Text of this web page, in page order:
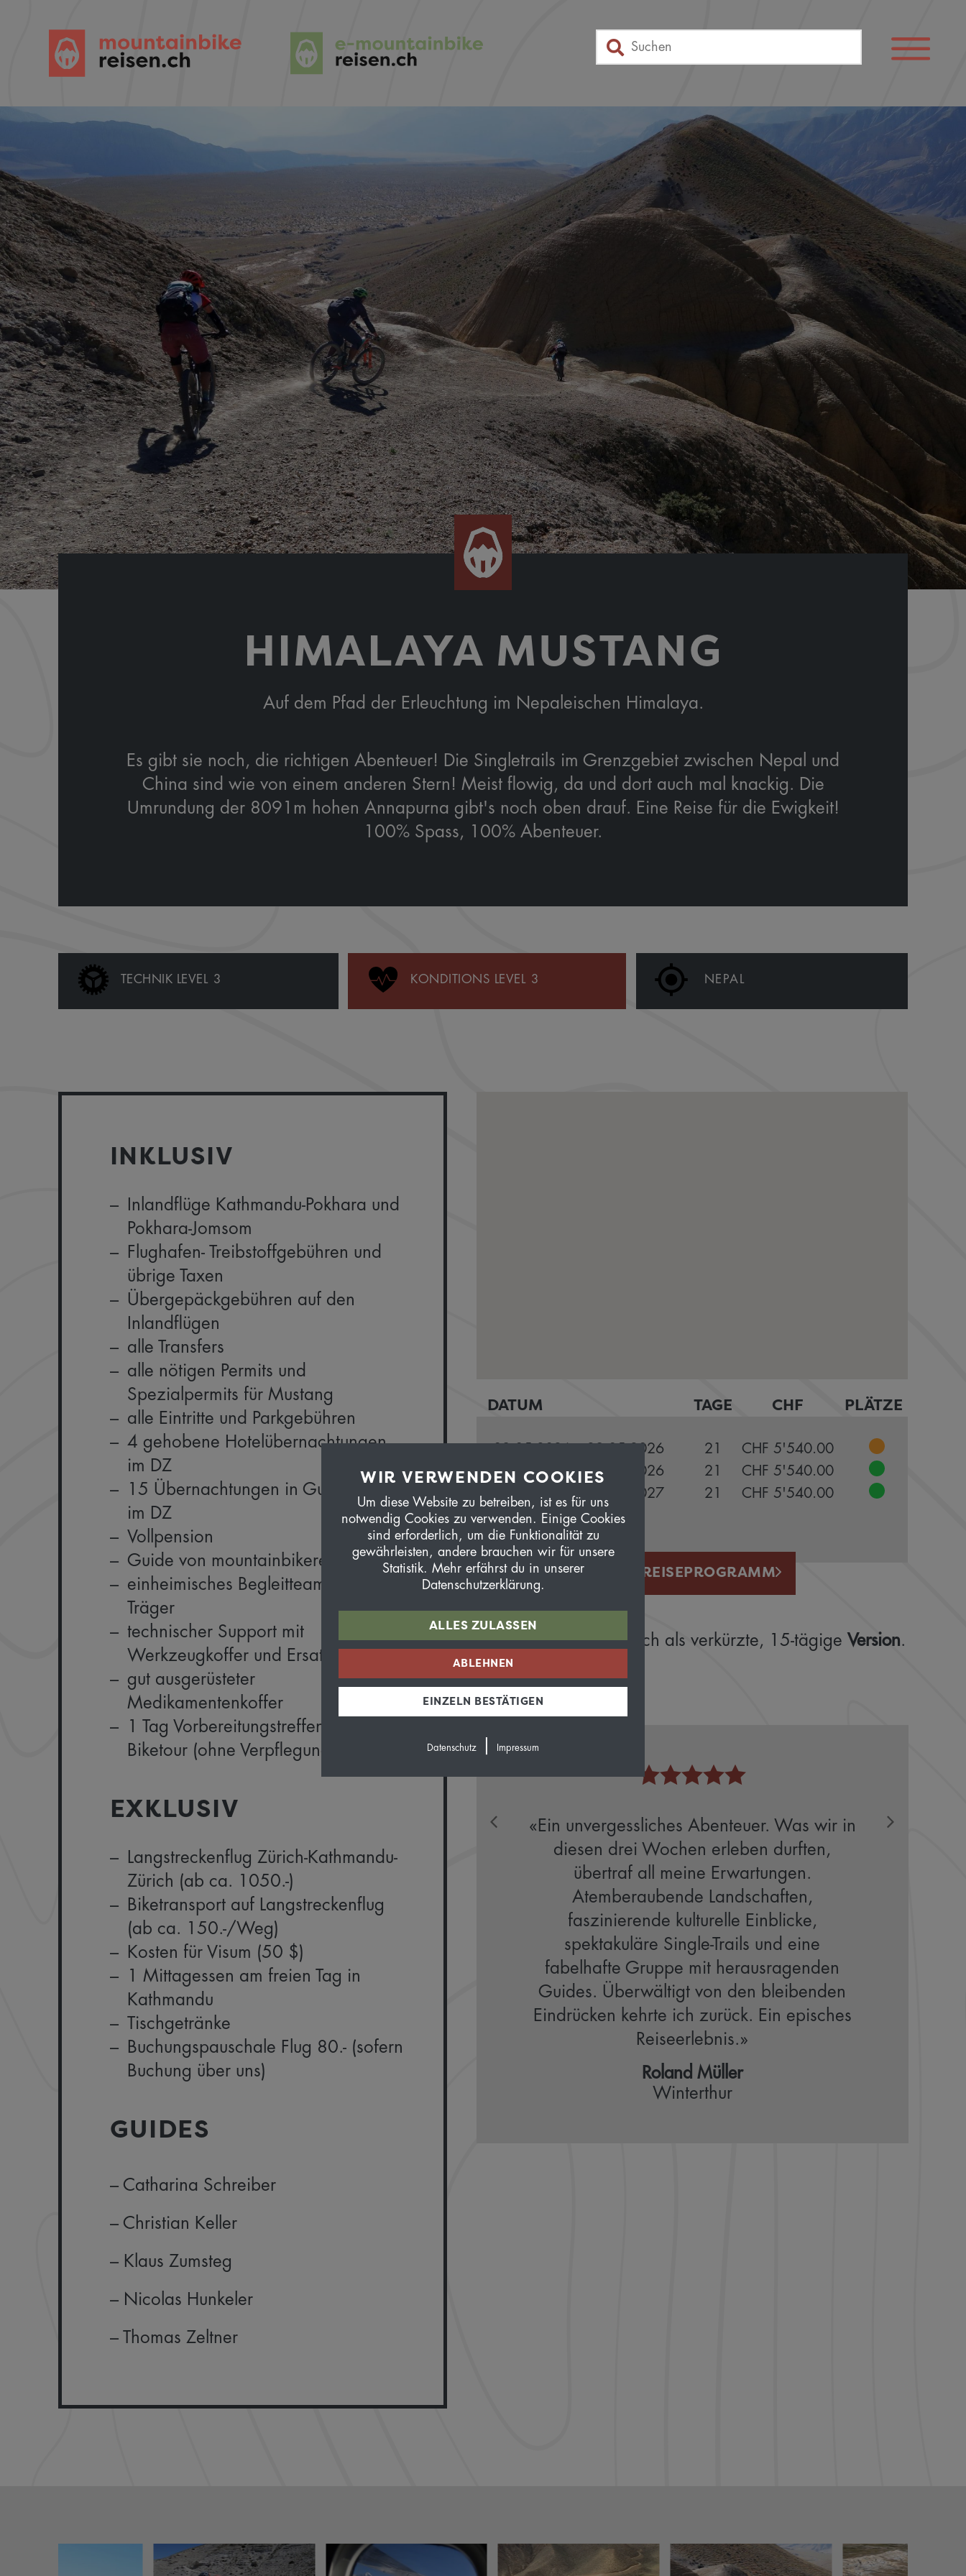
HIMALAYA MUSTANG
Auf dem Pfad der Erleuchtung im Nepaleischen Himalaya.
Es gibt sie noch, die richtigen Abenteuer! Die Singletrails im Grenzgebiet zwischen Nepal und
China sind wie von einem anderen Stern! Meist flowig, da und dort auch mal knackig. Die
Umrundung der 8091m hohen Annapurna gibt's noch oben drauf. Eine Reise für die Ewigkeit!
100% Spass, 100% Abenteuer.
TECHNIK LEVEL 3 KONDITIONS LEVEL 3 NEPAL
INKLUSIV
Inlandflüge Kathmandu-Pokhara und
Pokhara-Jomsom
Flughafen- Treibstoffgebühren und
übrige Taxen
Übergepäckgebühren auf den
Inlandflügen
alle Transfers
alle nötigen Permits und
Spezialpermits für Mustang
alle Eintritte und Parkgebühren
4 gehobene Hotelübernachtungen
im DZ
15 Übernachtungen in Guesthouses
im DZ
Vollpension
Guide von mountainbikereisen.ch
einheimisches Begleitteam und
Träger
technischer Support mit
Werkzeugkoffer und Ersatzteilen
gut ausgerüsteter
Medikamentenkoffer
1 Tag Vorbereitungstreffen mit
Biketour (ohne Verpflegung)
EXKLUSIV
Langstreckenflug Zürich-Kathmandu-
Zürich (ab ca. 1050.-)
Biketransport auf Langstreckenflug
(ab ca. 150.-/Weg)
Kosten für Visum (50 $)
1 Mittagessen am freien Tag in
Kathmandu
Tischgetränke
Buchungspauschale Flug 80.- (sofern
Buchung über uns)
GUIDES
– Catharina Schreiber
– Christian Keller
– Klaus Zumsteg
– Nicolas Hunkeler
– Thomas Zeltner
DATUM TAGE CHF PLÄTZE
09.05.2026 – 29.05.2026 21
CHF 5'540.00
26.09.2026 – 16.10.2026
21
CHF 5'540.00
03.10.2027 – 23.10.2027
21 CHF 5'540.00
ZUM REISEPROGRAMM
Diese Reise gibt es auch als verkürzte, 15-tägige Version.
Absolut perfekte Reise von den Etappen,
über die Hotels bis zur Verpflegung. »
Thomas Schuler
Ottikon
«Ein unvergessliches Abenteuer. Was wir in
diesen drei Wochen erleben durften,
übertraf all meine Erwartungen.
Atemberaubende Landschaften,
faszinierende kulturelle Einblicke,
spektakuläre Single-Trails und eine
fabelhafte Gruppe mit herausragenden
Guides. Überwältigt von den bleibenden
Eindrücken kehrte ich zurück. Ein episches
Reiseerlebnis.»
Roland Müller
Winterthur
WIR VERWENDEN COOKIES
Um diese Website zu betreiben, ist es für uns
notwendig Cookies zu verwenden. Einige Cookies
sind erforderlich, um die Funktionalität zu
gewährleisten, andere brauchen wir für unsere
Statistik. Mehr erfährst du in unserer
Datenschutzerklärung.
ALLES ZULASSEN
ABLEHNEN
EINZELN BESTÄTIGEN
Datenschutz Impressum